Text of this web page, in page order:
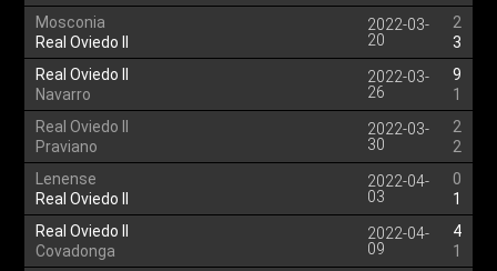
Mosconia
Real Oviedo II
2022-03-
20
2
3
Real Oviedo II
Navarro
2022-03-
26
9
1
Real Oviedo II
Praviano
2022-03-
30
2
2
Lenense
Real Oviedo II
2022-04-
03
0
1
Real Oviedo II
Covadonga
2022-04-
09
4
1